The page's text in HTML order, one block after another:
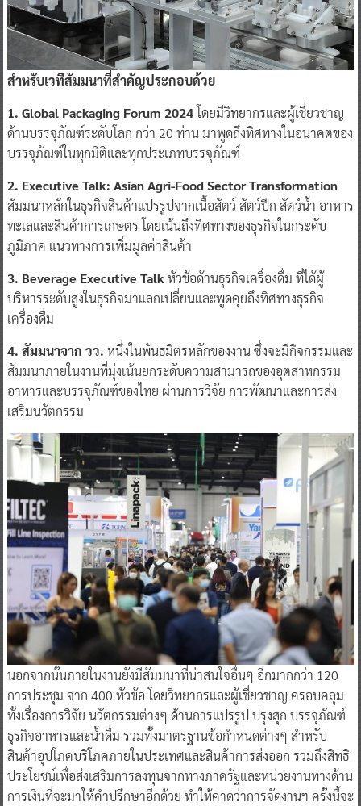
สำหรับเวทีสัมมนาที่สำคัญประกอบด้วย
1. Global Packaging Forum 2024โดยมีวิทยากรและผู้เชี่ยวชาญ
ด้านบรรจุภัณฑ์ระดับโลก กว่า 20 ท่าน มาพูดถึงทิศทางในอนาคตของ
บรรจุภัณฑ์ในทุกมิติและทุกประเภทบรรจุภัณฑ์
2. Executive Talk: Asian Agri-Food Sector Transformation
สัมมนาหลักในธุรกิจสินค้าแปรรูปจากเนื้อสัตว์ สัตว์ปีก สัตว์นํ้า อาหาร
ทะเลและสินค้าการเกษตร โดยเน้นถึงทิศทางของธุรกิจในกระดับ
ภูมิภาค แนวทางการเพิ่มมูลค่าสินค้า
3. Beverage Executive Talk หัวข้อด้านธุรกิจเครื่องดื่ม ที่ได้ผู้
บริหารระดับสูงในธุรกิจมาแลกเปลี่ยนและพูดคุยถึงทิศทางธุรกิจ
เครื่องดื่ม
4. สัมมนาจาก วว. หนึ่งในพันธมิตรหลักของงาน ซึ่งจะมีกิจกรรมและ
สัมมนาภายในงานที่มุ่งเน้นยกระดับความสามารถของอุตสาหกรรม
อาหารและบรรจุภัณฑ์ของไทย ผ่านการวิจัย การพัฒนาและการส่ง
เสริมนวัตกรรม
นอกจากนั้นภายในงานยังมีสัมมนาที่น่าสนใจอื่นๆ อีกมากกว่า 120
การประชุม จาก 400 หัวข้อ โดยวิทยากรและผู้เชี่ยวชาญ ครอบคลุม
ทั้งเรื่องการวิจัย นวัตกรรมต่างๆ ด้านการแปรรูป ปรุงสุก บรรจุภัณฑ์
ธุรกิจอาหารและนํ้าดื่ม รวมทั้งมาตรฐานข้อกําหนดต่างๆ สําหรับ
สินค้าอุปโภคบริโภคภายในประเทศและสินค้าการส่งออก รวมถึงสิทธิ
ประโยชน์เพื่อส่งเสริมการลงทุนจากทางภาครัฐและหน่วยงานทางด้าน
การเงินที่จะมาให้คําปรึกษาอีกด้วย ทำให้คาดว่าการจัดงานฯ ครั้งนี้จะ